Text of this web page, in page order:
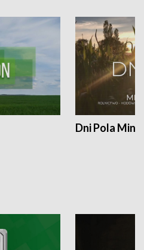
Dni Pola